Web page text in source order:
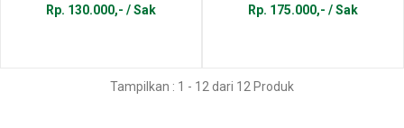
Rp. 130.000,- / Sak Rp. 175.000,- / Sak
Tampilkan : 1 - 12 dari 12 Produk